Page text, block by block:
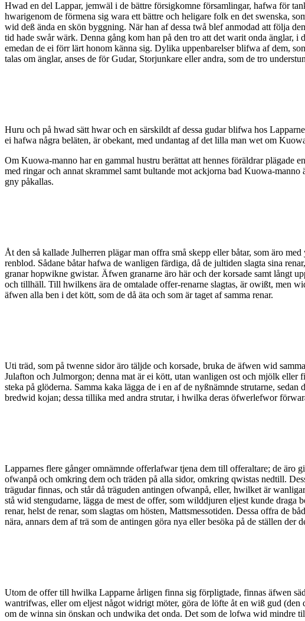
Hwad en del Lappar, jemwäl i de bättre försigkomne församlingar, hafwa för
hwarigenom de förmena sig wara ett bättre och heligare folk en det swenska,
wid deß ända en skön byggning. När han af dessa twå blef anmodad att följa
tid hade swår wärk. Denna gång kom han på den tro att det warit onda änglar,
emedan de ei förr lärt honom känna sig. Dylika uppenbarelser blifwa af dem,
talas om änglar, anses de för Gudar, Storjunkare eller andra, som de tro
Huru och på hwad sätt hwar och en särskildt af dessa gudar blifwa hos
ei hafwa några beläten, är obekant, med undantag af det lilla man wet om
Om Kuowa-manno har en gammal hustru berättat att hennes föräldrar plägade
med ringar och annat skrammel samt bultande mot ackjorna bad Kuowa-
gny påkallas.
Åt den så kallade Julherren plägar man offra små skepp eller båtar, som äro
renblod. Sådane båtar hafwa de wanligen färdiga, då de jultiden slagta sina
granar hopwikne gwistar. Äfwen granarne äro här och der korsade samt långt
och tillhäll. Till hwilkens ära de omtalade offer-renarne slagtas, är owißt, men
äfwen alla ben i det kött, som de då äta och som är taget af samma renar.
Uti träd, som på twenne sidor äro täljde och korsade, bruka de äfwen wid
Julafton och Julmorgon; denna mat är ei kött, utan wanligen ost och mjölk
steka på glöderna. Samma kaka lägga de i en af de nyßnämnde strutarne,
bredwid kojan; dessa tillika med andra strutar, i hwilka deras öfwerlefwor
Lapparnes flere gånger omnämnde offerlafwar tjena dem till offeraltare; de äro
ofwanpå och omkring dem och träden på alla sidor, omkring qwistas nedtill.
trägudar finnas, och står då träguden antingen ofwanpå, eller, hwilket är
stå wid stengudarne, lägga de mest de offer, som wilddjuren eljest kunde
renar, helst de renar, som slagtas om hösten, Mattsmessotiden. Dessa offra de
nära, annars dem af trä som de antingen göra nya eller besöka på de ställen
Utom de offer till hwilka Lapparne årligen finna sig förpligtade, finnas äfwen
wantrifwas, eller om eljest något widrigt möter, göra de löfte åt en wiß gud
om de winna sin önskan och undwika det onda. Det som de lofwa wid mindre